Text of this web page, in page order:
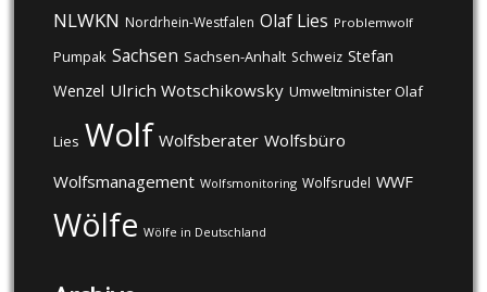
NLWKN Nordrhein-Westfalen Olaf Lies Problemwolf
Pumpak Sachsen Sachsen-Anhalt Schweiz Stefan
Wenzel Ulrich Wotschikowsky Umweltminister Olaf
Lies Wolf Wolfsberater Wolfsbüro
Wolfsmanagement Wolfsmonitoring Wolfsrudel WWF
Wölfe Wölfe in Deutschland